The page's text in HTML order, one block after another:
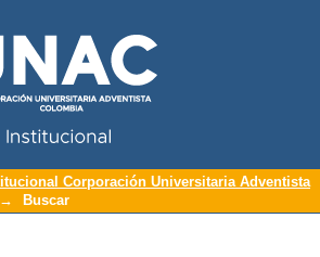
Corporación Universitaria Adventista
→ Buscar